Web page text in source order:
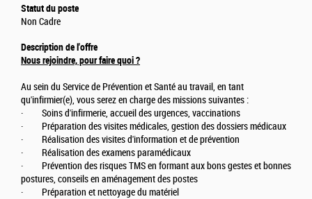
Statut du poste
Non Cadre
Description de l'offre
Nous rejoindre, pour faire quoi ?
Au sein du Service de Prévention et Santé au travail, en tant
qu'infirmier(e), vous serez en charge des missions suivantes :
· Soins d'infirmerie, accueil des urgences, vaccinations
· Préparation des visites médicales, gestion des dossiers médicaux
· Réalisation des visites d'information et de prévention
· Réalisation des examens paramédicaux
· Prévention des risques TMS en formant aux bons gestes et bonnes
postures, conseils en aménagement des postes
· Préparation et nettoyage du matériel